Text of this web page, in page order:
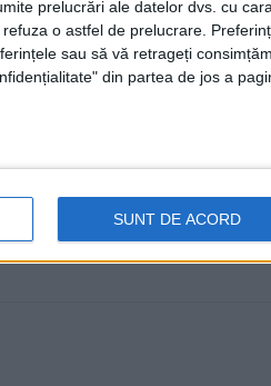
prelucrări ale datelor dvs. cu
o astfel de prelucrare.
sau să vă retrageți
din partea de jos a
SUNT DE ACORD